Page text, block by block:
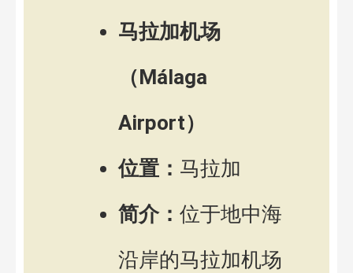
马拉加机场
（Málaga
Airport）
位置： 马拉加
简介： 位于地中海
沿岸的马拉加机场